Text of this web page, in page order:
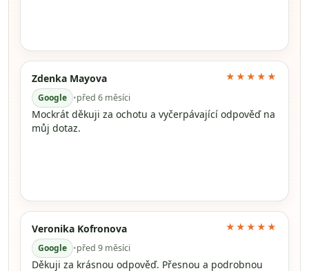
Zdenka Mayova
Google •před 6 měsíci
★★★★★
Mockrát děkuji za ochotu a vyčerpávající odpověď na
můj dotaz.
Veronika Kofronova
Google •před 9 měsíci
★★★★★
Děkuji za krásnou odpověď. Přesnou a podrobnou